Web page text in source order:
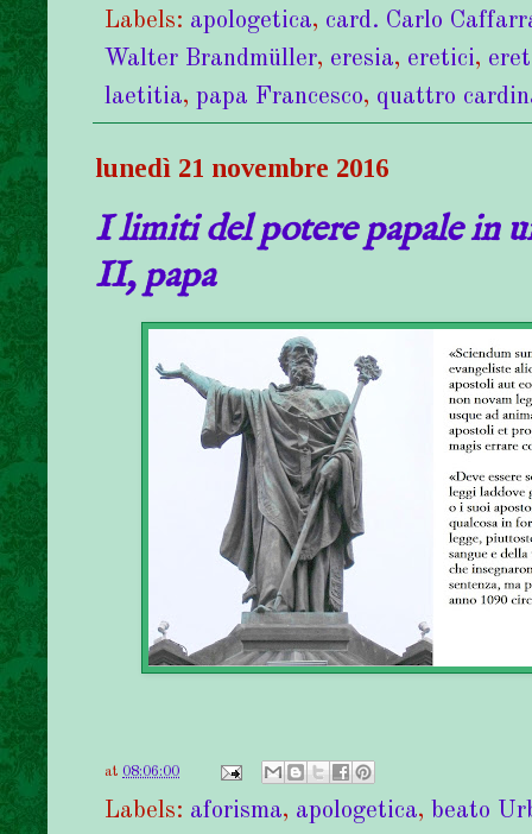
Labels: apologetica, card. Carlo
Walter Brandmüller, eresia, eretici,
laetitia, papa Francesco, quattro
lunedì 21 novembre 2016
I limiti del potere papale in
II, papa
at 08:06:00
Labels: aforisma, apologetica, beato